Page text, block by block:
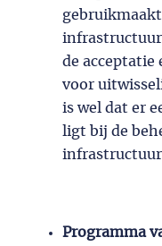
infrastructuur
de acceptatie
voor
is wel dat er
ligt bij de
Programma